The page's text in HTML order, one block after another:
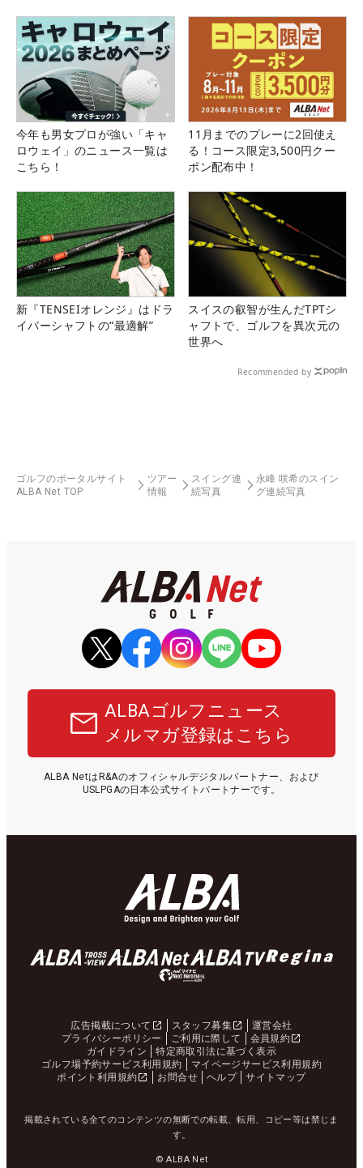
今年も男女プロが強い「キャ
ロウェイ」のニュース一覧は
こちら！
11月までのプレーに2回使え
る！コース限定3,500円クー
ポン配布中！
新『TENSEIオレンジ』はドラ
イバーシャフトの“最適解”
スイスの叡智が生んだTPTシ
ャフトで、ゴルフを異次元の
世界へ
Recommended by
ゴルフのポータルサイト
ALBA Net TOP
ツアー
情報
スイング連
続写真
永峰 咲希のスイン
グ連続写真
ALBAゴルフニュース
メルマガ登録はこちら
ALBA NetはR&Aのオフィシャルデジタルパートナー、および
USLPGAの日本公式サイトパートナーです。
広告掲載について スタッフ募集
運営会社
プライバシーポリシー
ご利用に際して
会員規約
ガイドライン
特定商取引法に基づく表示
ゴルフ場予約サービス利用規約
マイページサービス利用規約
ポイント利用規約
お問合せ ヘルプ サイトマップ
掲載されている全てのコンテンツの無断での転載、転用、コピー等は禁じま
す。
© ALBA Net